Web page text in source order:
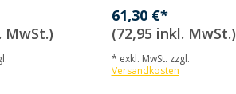
MwSt.)
61,30 €*
(72,95 inkl. MwSt.)
* exkl. MwSt. zzgl.
Versandkosten